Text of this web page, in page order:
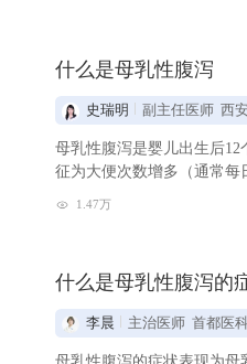
什么是母乳性腹泻
史瑞明 副主任医师 西
母乳性腹泻是婴儿出生后
征为大便次数增多（通常每
1.47万
什么是母乳性腹泻的
李晨 主治医师 首都医
母乳性腹泻的症状表现为母